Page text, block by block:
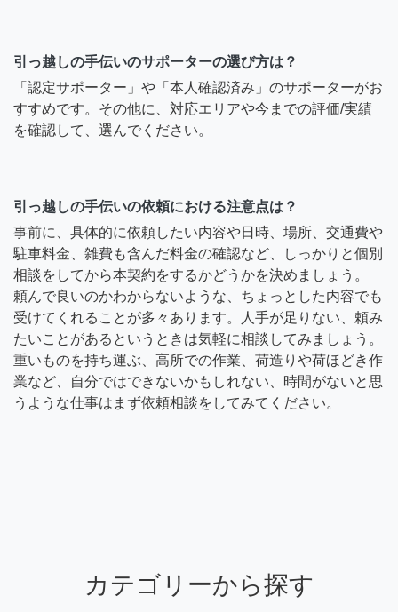
引っ越しの手伝いのサポーターの選び方は？
「認定サポーター」や「本人確認済み」のサポーターがお
すすめです。その他に、対応エリアや今までの評価/実績
を確認して、選んでください。
引っ越しの手伝いの依頼における注意点は？
事前に、具体的に依頼したい内容や日時、場所、交通費や
駐車料金、雑費も含んだ料金の確認など、しっかりと個別
相談をしてから本契約をするかどうかを決めましょう。
頼んで良いのかわからないような、ちょっとした内容でも
受けてくれることが多々あります。人手が足りない、頼み
たいことがあるというときは気軽に相談してみましょう。
重いものを持ち運ぶ、高所での作業、荷造りや荷ほどき作
業など、自分ではできないかもしれない、時間がないと思
うような仕事はまず依頼相談をしてみてください。
カテゴリーから探す